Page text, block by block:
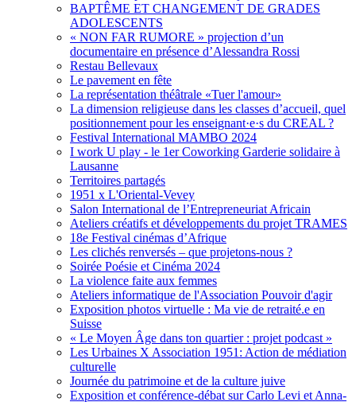
BAPTÊME ET CHANGEMENT DE GRADES
ADOLESCENTS
« NON FAR RUMORE » projection d’un
documentaire en présence d’Alessandra Rossi
Restau Bellevaux
Le pavement en fête
La représentation théâtrale «Tuer l'amour»
La dimension religieuse dans les classes d’accueil, quel
positionnement pour les enseignant·e·s du CREAL ?
Festival International MAMBO 2024
I work U play - le 1er Coworking Garderie solidaire à
Lausanne
Territoires partagés
1951 x L'Oriental-Vevey
Salon International de l’Entrepreneuriat Africain
Ateliers créatifs et développements du projet TRAMES
18e Festival cinémas d’Afrique
Les clichés renversés – que projetons-nous ?
Soirée Poésie et Cinéma 2024
La violence faite aux femmes
Ateliers informatique de l'Association Pouvoir d'agir
Exposition photos virtuelle : Ma vie de retraité.e en
Suisse
« Le Moyen Âge dans ton quartier : projet podcast »
Les Urbaines X Association 1951: Action de médiation
culturelle
Journée du patrimoine et de la culture juive
Exposition et conférence-débat sur Carlo Levi et Anna-